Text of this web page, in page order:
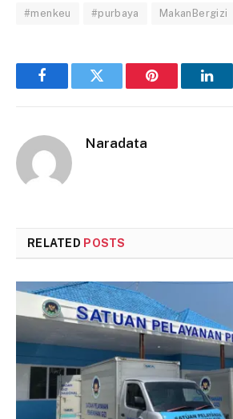
#menkeu #purbaya MakanBergizi
FacebookTwitter Pinterest
Naradata
RELATED POSTS